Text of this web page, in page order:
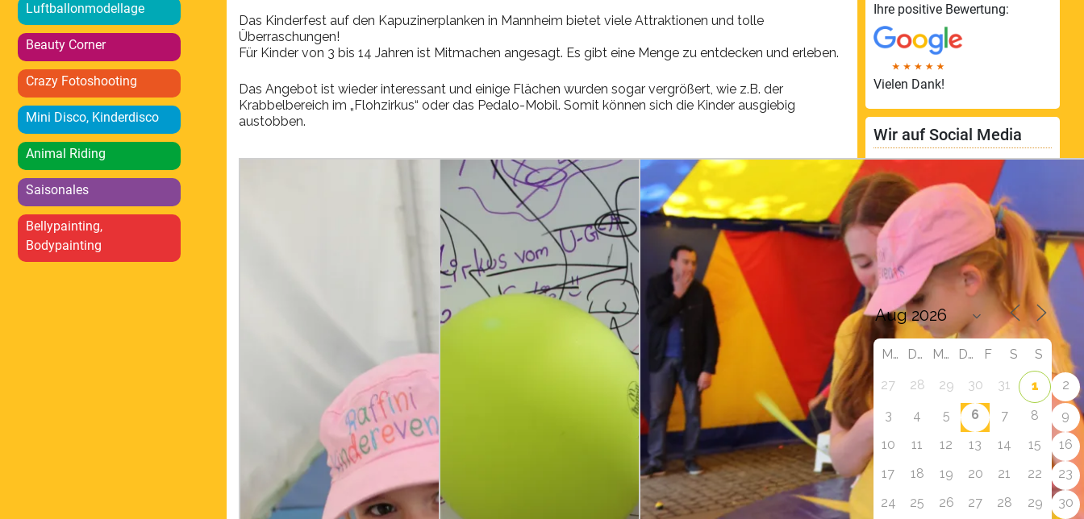
Luftballonmodellage
Beauty Corner
Crazy Fotoshooting
Mini Disco, Kinderdisco
Animal Riding
Saisonales
Bellypainting,
Bodypainting
Das Kinderfest auf den Kapuzinerplanken in Mannheim bietet viele Attraktionen und tolle
Überraschungen!
Für Kinder von 3 bis 14 Jahren ist Mitmachen angesagt. Es gibt eine Menge zu entdecken und erleben.
Das Angebot ist wieder interessant und einige Flächen wurden sogar vergrößert, wie z.B. der
Krabbelbereich im „Flohzirkus“ oder das Pedalo-Mobil. Somit können sich die Kinder ausgiebig
austobben.
Ihre positive Bewertung:
Vielen Dank!
Wir auf Social Media
Eventkalender /
Veranstaltungstipps
Rhein-Neckar
M D M D F S
S
27
28 29 30 31 1
2
3
4 5 6 7 8
9
10
11 12 13 14 15
16
17
18 19 20 21 22
23
24
25 26 27 28 29
30